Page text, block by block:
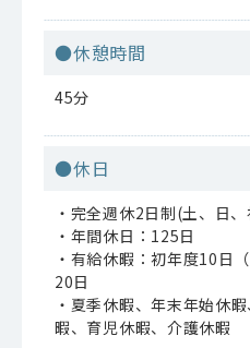
●休憩時間
45分
●休日
・完全週休2日制(土、日
・年間休日：125日
・有給休暇：初年度10日
20日
・夏季休暇、年末年始休
暇、育児休暇、介護休暇